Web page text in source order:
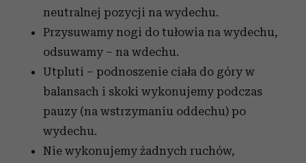
neutralnej pozycji na wydechu.
Przysuwamy nogi do tułowia na wydechu,
odsuwamy – na wdechu.
Utpluti – podnoszenie ciała do góry w
balansach i skoki wykonujemy podczas
pauzy (na wstrzymaniu oddechu) po
wydechu.
Nie wykonujemy żadnych ruchów,